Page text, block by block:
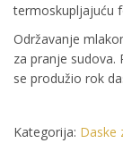
termoskupljajuću
Održavanje
za pranje sudova.
se produžio rok
Kategorija: Daske